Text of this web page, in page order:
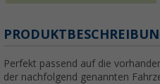
Perfekt passend auf die
der nachfolgend genannten